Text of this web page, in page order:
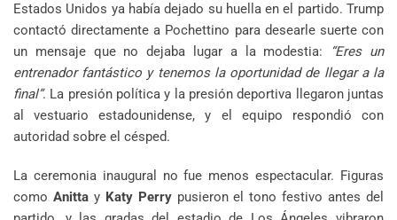
Estados Unidos ya había dejado su huella en el partido. Trump
contactó directamente a Pochettino para desearle suerte con
un mensaje que no dejaba lugar a la modestia:
“Eres un
entrenador fantástico y tenemos la oportunidad de llegar a la
final”. La presión política y la presión deportiva llegaron juntas
al vestuario estadounidense, y el equipo respondió con
autoridad sobre el césped.
La ceremonia inaugural no fue menos espectacular. Figuras
como Anittay Katy Perrypusieron el tono festivo antes del